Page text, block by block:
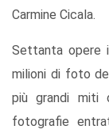
Carmine Cicala.
Settanta opere
milioni di foto
più grandi miti
fotografie